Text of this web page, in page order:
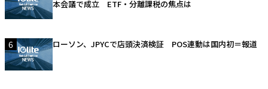
本会議で成立 ETF・分離課税の焦点は
6 ローソン、JPYCで店頭決済検証 POS連動は国内初＝報道